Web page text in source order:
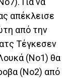
απέκλεισε
από την
Τέγκεσεν
(Νο1) θα
(Νο2) από